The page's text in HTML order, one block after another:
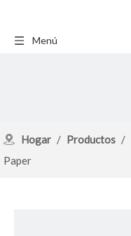
Menú
Hogar / Productos /
Paper